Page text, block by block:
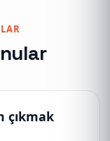
çıkmak